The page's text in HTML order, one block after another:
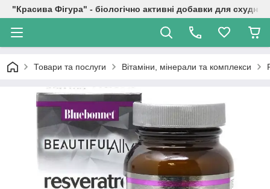
"Красива Фігура" - біологічно активні добавки для
Товари та послуги Вітаміни, мінерали та комплекси